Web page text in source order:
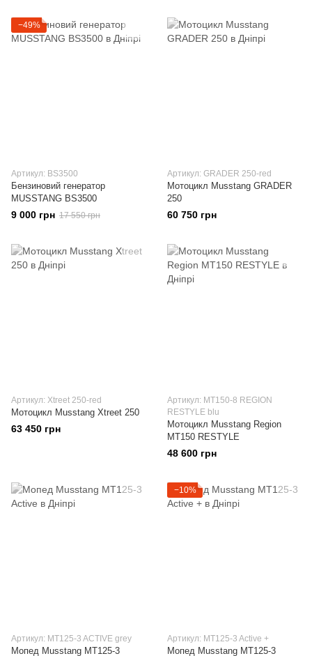
−49%
Артикул: BS3500
Бензиновий генератор
MUSSTANG BS3500
9 000 грн 17 550 грн
Артикул: GRADER 250-red
Мотоцикл Musstang GRADER
250
60 750 грн
Артикул: Xtreet 250-red
Мотоцикл Musstang Xtreet 250
63 450 грн
Артикул: МТ150-8 REGION
RESTYLE blu
Мотоцикл Musstang Region
МТ150 RESTYLE
48 600 грн
Артикул: MT125-3 ACTIVE grey
Мопед Musstang MT125-3
−10%
Артикул: MT125-3 Active +
Мопед Musstang MT125-3